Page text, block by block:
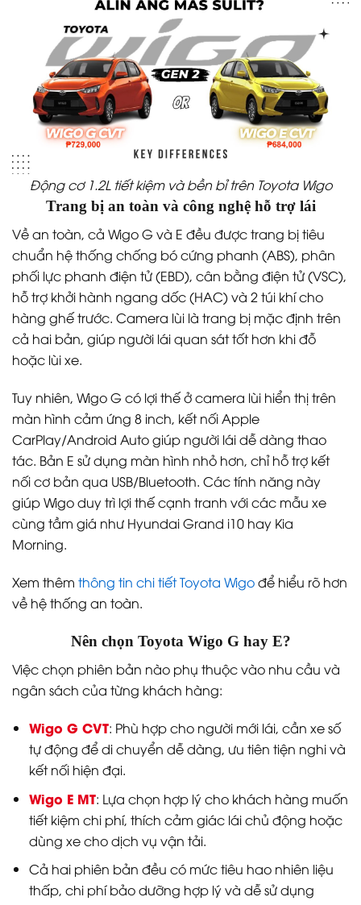
Động cơ 1.2L tiết kiệm và bền bỉ trên Toyota Wigo
Trang bị an toàn và công nghệ hỗ trợ lái
Về an toàn, cả Wigo G và E đều được trang bị tiêu
chuẩn hệ thống chống bó cứng phanh (ABS), phân
phối lực phanh điện tử (EBD), cân bằng điện tử (VSC),
hỗ trợ khởi hành ngang dốc (HAC) và 2 túi khí cho
hàng ghế trước. Camera lùi là trang bị mặc định trên
cả hai bản, giúp người lái quan sát tốt hơn khi đỗ
hoặc lùi xe.
Tuy nhiên, Wigo G có lợi thế ở camera lùi hiển thị trên
màn hình cảm ứng 8 inch, kết nối Apple
CarPlay/Android Auto giúp người lái dễ dàng thao
tác. Bản E sử dụng màn hình nhỏ hơn, chỉ hỗ trợ kết
nối cơ bản qua USB/Bluetooth. Các tính năng này
giúp Wigo duy trì lợi thế cạnh tranh với các mẫu xe
cùng tầm giá như Hyundai Grand i10 hay Kia
Morning.
Xem thêm thông tin chi tiết Toyota Wigođể hiểu rõ hơn
về hệ thống an toàn.
Nên chọn Toyota Wigo G hay E?
Việc chọn phiên bản nào phụ thuộc vào nhu cầu và
ngân sách của từng khách hàng:
Wigo G CVT: Phù hợp cho người mới lái, cần xe số
tự động để di chuyển dễ dàng, ưu tiên tiện nghi và
kết nối hiện đại.
Wigo E MT: Lựa chọn hợp lý cho khách hàng muốn
tiết kiệm chi phí, thích cảm giác lái chủ động hoặc
dùng xe cho dịch vụ vận tải.
Cả hai phiên bản đều có mức tiêu hao nhiên liệu
thấp, chi phí bảo dưỡng hợp lý và dễ sử dụng